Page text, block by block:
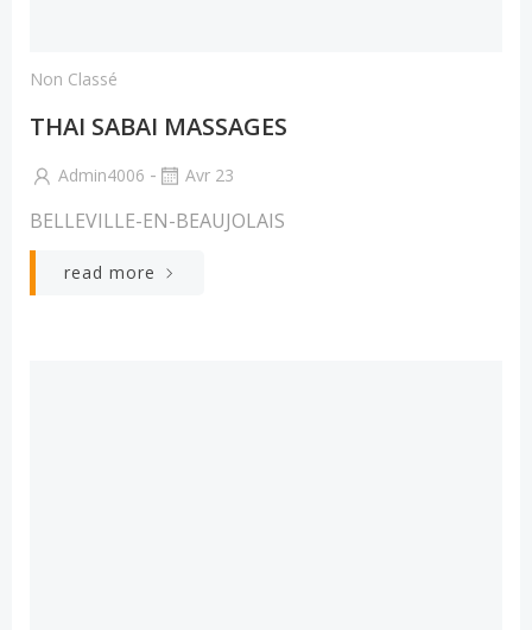
Non Classé
THAI SABAI MASSAGES
Admin4006 - Avr 23
BELLEVILLE-EN-BEAUJOLAIS
read more